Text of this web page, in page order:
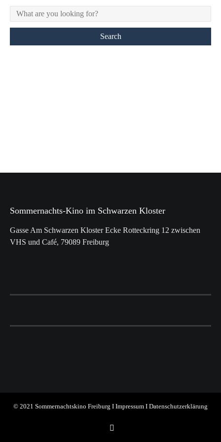
Sommernachts-Kino im Schwarzen Kloster
Gasse Am Schwarzen Kloster Ecke Rotteckring 12 zwischen
VHS und Café, 79089 Freiburg
© 2021 Sommernachtskino Freiburg I Impressum I Datenschutzerklärung